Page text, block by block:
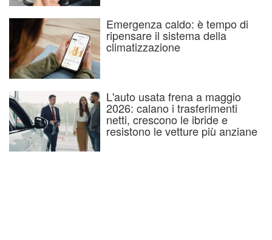
Emergenza caldo: è tempo di
ripensare il sistema della
climatizzazione
L'auto usata frena a maggio
2026: calano i trasferimenti
netti, crescono le ibride e
resistono le vetture più anziane